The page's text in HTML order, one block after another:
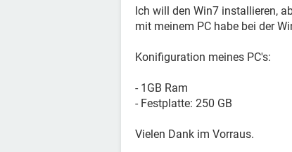
Ich will den Win7 installieren,
mit meinem PC habe bei der
Konifiguration meines PC's:
- 1GB Ram
- Festplatte: 250 GB
Vielen Dank im Vorraus.